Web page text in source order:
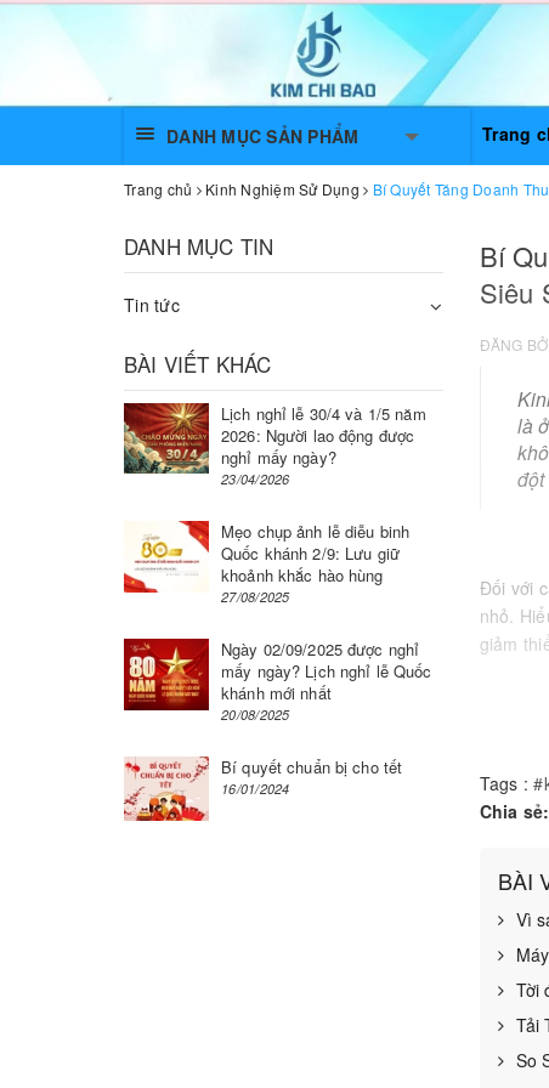
DANH MỤC SẢN PHẨM Trang
Trang chủ Kinh Nghiệm Sử Dụng Bí Quyết Tăng Doanh
Bí
Siêu
ĐĂNG BỞI
là
Đối với
nhỏ.
giảm
1.
Tags :
Chia sẻ:
BÀI
Vì
Tời
Tải
So
DANH MỤC TIN
Tin tức
BÀI VIẾT KHÁC
Lịch nghỉ lễ 30/4 và 1/5 năm
2026: Người lao động được
nghỉ mấy ngày?
23/04/2026
Mẹo chụp ảnh lễ diễu binh
Quốc khánh 2/9: Lưu giữ
khoảnh khắc hào hùng
27/08/2025
Ngày 02/09/2025 được nghỉ
mấy ngày? Lịch nghỉ lễ Quốc
khánh mới nhất
20/08/2025
Bí quyết chuẩn bị cho tết
16/01/2024